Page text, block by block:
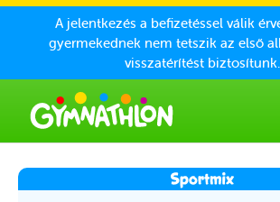
A jelentkezés a befizetéssel válik
gyermekednek nem tetszik az első
visszatérítést biztosítunk.